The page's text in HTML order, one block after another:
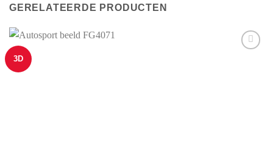
GERELATEERDE PRODUCTEN
3D